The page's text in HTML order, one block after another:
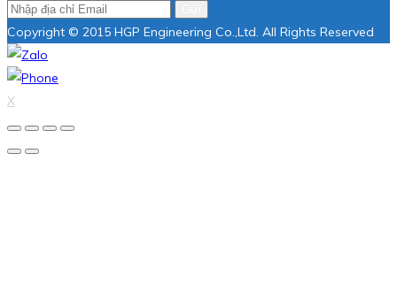
Copyright © 2015 HGP Engineering Co.,Ltd. All Rights Reserved
X